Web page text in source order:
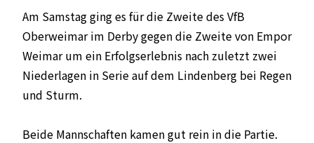
Am Samstag ging es für die Zweite des VfB
Oberweimar im Derby gegen die Zweite von Empor
Weimar um ein Erfolgserlebnis nach zuletzt zwei
Niederlagen in Serie auf dem Lindenberg bei Regen
und Sturm.
Beide Mannschaften kamen gut rein in die Partie.